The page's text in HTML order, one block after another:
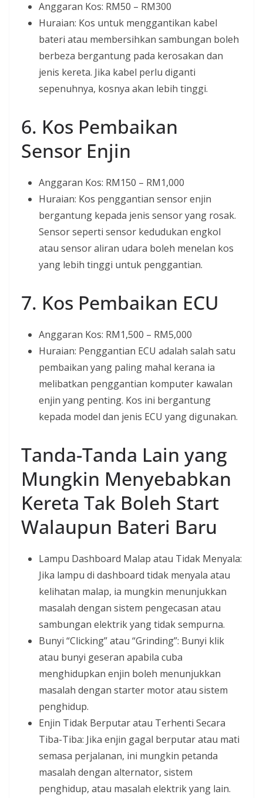
Anggaran Kos: RM50 – RM300
Huraian: Kos untuk menggantikan kabel
bateri atau membersihkan sambungan boleh
berbeza bergantung pada kerosakan dan
jenis kereta. Jika kabel perlu diganti
sepenuhnya, kosnya akan lebih tinggi.
6. Kos Pembaikan
Sensor Enjin
Anggaran Kos: RM150 – RM1,000
Huraian: Kos penggantian sensor enjin
bergantung kepada jenis sensor yang rosak.
Sensor seperti sensor kedudukan engkol
atau sensor aliran udara boleh menelan kos
yang lebih tinggi untuk penggantian.
7. Kos Pembaikan ECU
Anggaran Kos: RM1,500 – RM5,000
Huraian: Penggantian ECU adalah salah satu
pembaikan yang paling mahal kerana ia
melibatkan penggantian komputer kawalan
enjin yang penting. Kos ini bergantung
kepada model dan jenis ECU yang digunakan.
Tanda-Tanda Lain yang
Mungkin Menyebabkan
Kereta Tak Boleh Start
Walaupun Bateri Baru
Lampu Dashboard Malap atau Tidak Menyala:
Jika lampu di dashboard tidak menyala atau
kelihatan malap, ia mungkin menunjukkan
masalah dengan sistem pengecasan atau
sambungan elektrik yang tidak sempurna.
Bunyi “Clicking” atau “Grinding”: Bunyi klik
atau bunyi geseran apabila cuba
menghidupkan enjin boleh menunjukkan
masalah dengan starter motor atau sistem
penghidup.
Enjin Tidak Berputar atau Terhenti Secara
Tiba-Tiba: Jika enjin gagal berputar atau mati
semasa perjalanan, ini mungkin petanda
masalah dengan alternator, sistem
penghidup, atau masalah elektrik yang lain.